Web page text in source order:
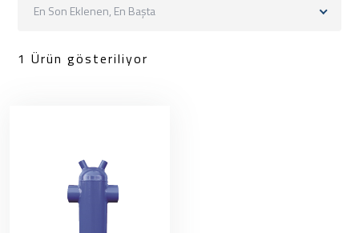
En Son Eklenen, En Başta
1 Ürün gösteriliyor